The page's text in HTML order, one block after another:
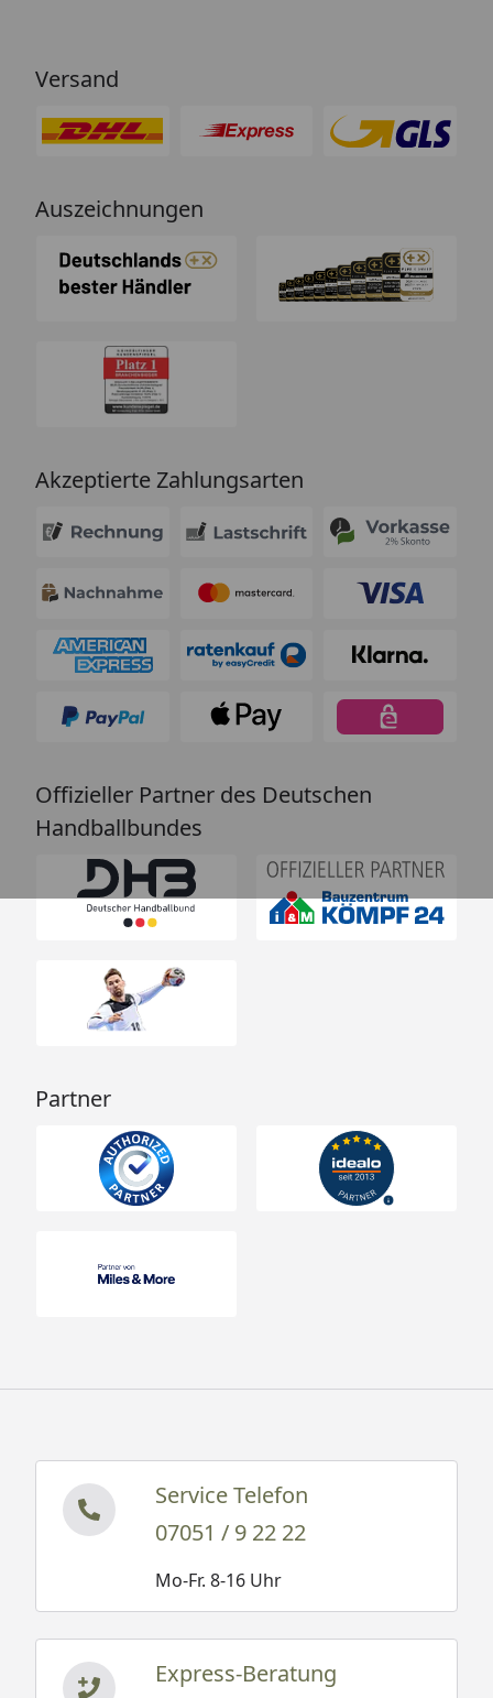
Versand
Auszeichnungen
Akzeptierte Zahlungsarten
Offizieller Partner des Deutschen
Handballbundes
Partner
Service Telefon
07051 / 9 22 22
Mo-Fr. 8-16 Uhr
Express-Beratung